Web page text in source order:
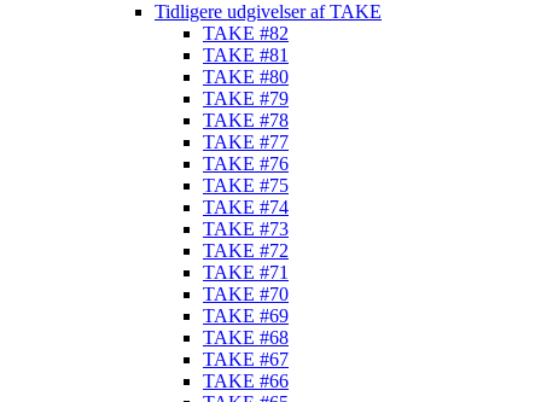
Tidligere udgivelser af TAKE
TAKE #82
TAKE #81
TAKE #80
TAKE #79
TAKE #78
TAKE #77
TAKE #76
TAKE #75
TAKE #74
TAKE #73
TAKE #72
TAKE #71
TAKE #70
TAKE #69
TAKE #68
TAKE #67
TAKE #66